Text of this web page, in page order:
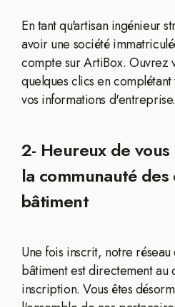
En tant qu'artisan ingénieur
avoir une société
compte sur ArtiBox. Ouvrez
quelques clics en
vos informations d'entreprise.
2- Heureux de
la communauté
bâtiment
Une fois inscrit, notre
bâtiment est directement au
inscription. Vous êtes